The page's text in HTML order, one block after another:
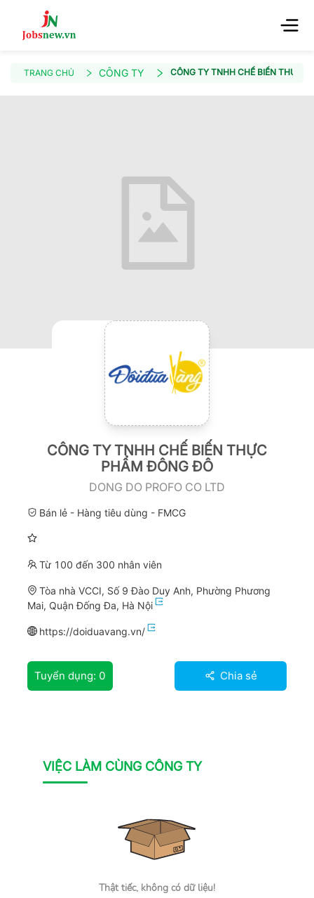
TRANG CHỦ CÔNG TY CÔNG TY TNHH CHẾ BIẾN THỰC
CÔNG TY TNHH CHẾ BIẾN THỰC
PHẨM ĐÔNG ĐÔ
DONG DO PROFO CO LTD
Bán lẻ - Hàng tiêu dùng - FMCG
Từ 100 đến 300 nhân viên
Tòa nhà VCCI, Số 9 Đào Duy Anh, Phường Phương
Mai, Quận Đống Đa, Hà Nội
https://doiduavang.vn/
Tuyển dụng: 0 Chia sẻ
VIỆC LÀM CÙNG CÔNG TY
Thật tiếc, không có dữ liệu!